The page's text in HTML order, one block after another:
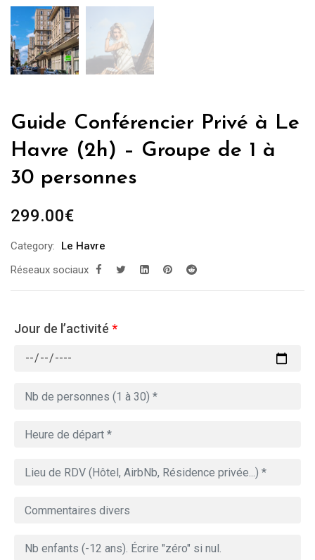
Guide Conférencier Privé à Le
Havre (2h) – Groupe de 1 à
30 personnes
299.00€
Category:
Le Havre
Réseaux sociaux
Jour de l’activité *